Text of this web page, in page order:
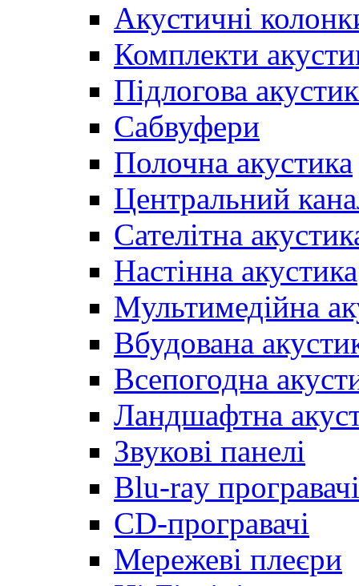
Акустичні
Комплекти
Підлогова
Сабвуфери
Полочна акустика
Центральний
Сателітна
Настінна акустика
Мультимедійна
Вбудована
Всепогодна
Ландшафтна
Звукові панелі
Blu-ray програвачі
CD-програвачі
Мережеві плеєри